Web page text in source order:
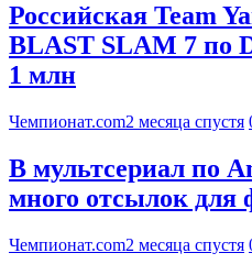
Российская Team
BLAST SLAM 7 по
1 млн
Чемпионат.com2 месяца спустя
В мультсериал по
много отсылок для
Чемпионат.com2 месяца спустя